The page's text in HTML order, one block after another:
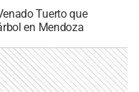
Tuerto que
en Mendoza